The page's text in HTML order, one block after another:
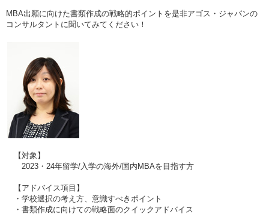
MBA出願に向けた書類作成の戦略的ポイントを是非アゴス・ジャパンの
コンサルタントに聞いてみてください！
【対象】
2023・24年留学/入学の海外/国内MBAを目指す方
【アドバイス項目】
・学校選択の考え方、意識すべきポイント
・書類作成に向けての戦略面のクイックアドバイス